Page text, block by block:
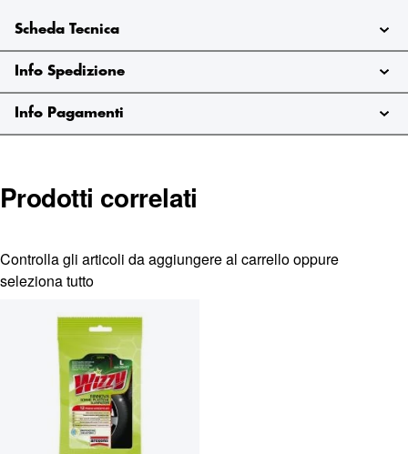
Scheda Tecnica
Info Spedizione
Info Pagamenti
Prodotti correlati
Controlla gli articoli da aggiungere al carrello oppure
seleziona tutto